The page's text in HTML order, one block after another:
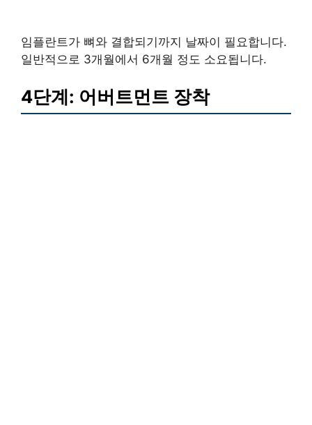
임플란트가 뼈와 결합되기까지 날짜이 필요합니다.
일반적으로 3개월에서 6개월 정도 소요됩니다.
4단계: 어버트먼트 장착